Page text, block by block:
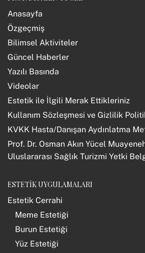
Anasayfa
Özgeçmiş
Bilimsel Aktiviteler
Güncel Haberler
Yazılı Basında
Videolar
Estetik ile İlgili Merak Ettikleriniz
Kullanım Sözleşmesi ve Gizlilik
KVKK Hasta/Danışan Aydınlatma
Prof. Dr. Osman Akın Yücel
Uluslararası Sağlık Turizmi Yetki
ESTETİK UYGULAMALARI
Estetik Cerrahi
Meme Estetiği
Burun Estetiği
Yüz Estetiği